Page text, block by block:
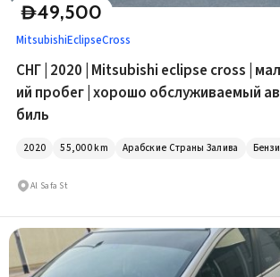
D49,500
MitsubishiEclipseCross
СНГ | 2020 | Mitsubishi eclipse cross |
ий пробег | хорошо обслуживаемый
биль
2020 55,000km Арабские Страны Залива
Al Safa St